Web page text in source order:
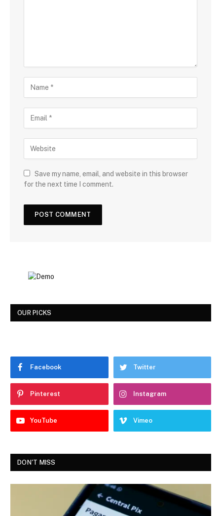
Save my name, email, and website in this browser
for the next time I comment.
OUR PICKS
Facebook Twitter
Pinterest Instagram
YouTube Vimeo
DON'T MISS